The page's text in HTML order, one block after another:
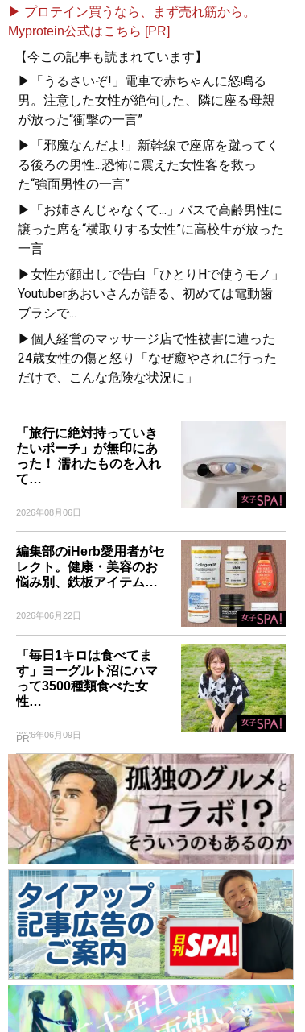
▶ プロテイン買うなら、まず売れ筋から。
Myprotein公式はこちら [PR]
【今この記事も読まれています】
▶「うるさいぞ!」電車で赤ちゃんに怒鳴る
男。注意した女性が絶句した、隣に座る母親
が放った“衝撃の一言”
▶「邪魔なんだよ!」新幹線で座席を蹴ってく
る後ろの男性...恐怖に震えた女性客を救っ
た“強面男性の一言”
▶「お姉さんじゃなくて...」バスで高齢男性に
譲った席を“横取りする女性”に高校生が放った
一言
▶女性が顔出しで告白「ひとりHで使うモノ」
Youtuberあおいさんが語る、初めては電動歯
ブラシで...
▶個人経営のマッサージ店で性被害に遭った
24歳女性の傷と怒り「なぜ癒やされに行った
だけで、こんな危険な状況に」
「旅行に絶対持っていき
たいポーチ」が無印にあ
った！ 濡れたものを入れ
て…
2026年08月06日
編集部のiHerb愛用者がセ
レクト。健康・美容のお
悩み別、鉄板アイテム…
2026年06月22日
「毎日1キロは食べてま
す」ヨーグルト沼にハマ
って3500種類食べた女
性…
2026年06月09日
PR